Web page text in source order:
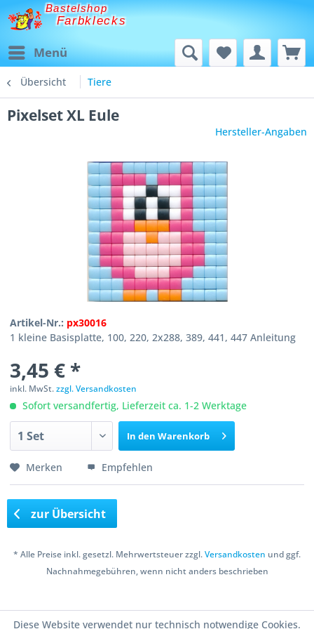
Bastelshop
Farbklecks
Menü
Übersicht Tiere
Pixelset XL Eule
Hersteller-Angaben
Artikel-Nr.: px30016
1 kleine Basisplatte, 100, 220, 2x288, 389, 441, 447 Anleitung
3,45 € *
inkl. MwSt.zzgl. Versandkosten
Sofort versandfertig, Lieferzeit ca. 1-2 Werktage
In den Warenkorb
Merken Empfehlen
zur Übersicht
* Alle Preise inkl. gesetzl. Mehrwertsteuer zzgl.Versandkosten und ggf.
Nachnahmegebühren, wenn nicht anders beschrieben
Diese Website verwendet nur technisch notwendige Cookies.